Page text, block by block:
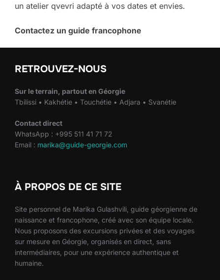
un atelier qvevri adapté à vos dates et envies.
Contactez un guide francophone
RETROUVEZ-NOUS
Sur le terrain, partout en Géorgie
Tbilissi • Kakhétie • Touchétie • Adjara • Svanétie
Contact direct
WhatsApp : +995 511 41 71 72
Email : marika@guide-georgie.com
À PROPOS DE CE SITE
Site personnel de Marika Gulashvili, guide géorgienne de
naissance et francophone, créé avec son équipe locale.
Nous proposons des excursions privées et des voyages
sur mesure en Géorgie, organisés en direct, sans
intermédiaires, pour une expérience authentique et
humaine.